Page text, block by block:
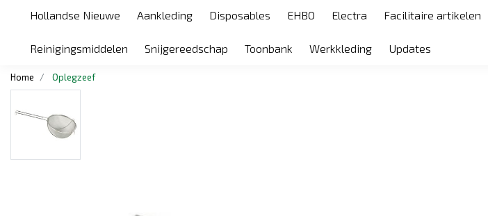
Hollandse Nieuwe Aankleding Disposables EHBO Electra Facilitaire artikelen
Reinigingsmiddelen Snijgereedschap Toonbank Werkkleding Updates
Home Oplegzeef